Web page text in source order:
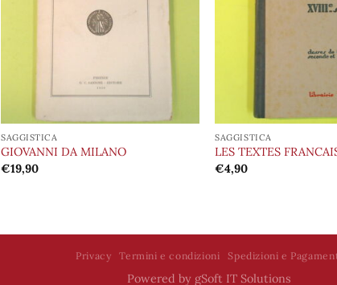
SAGGISTICA
GIOVANNI DA MILANO
€19,90
SAGGISTICA
LES TEXTES
€4,90
Privacy Termini e condizioni Spedizioni e
Powered by gSoft IT Solutions